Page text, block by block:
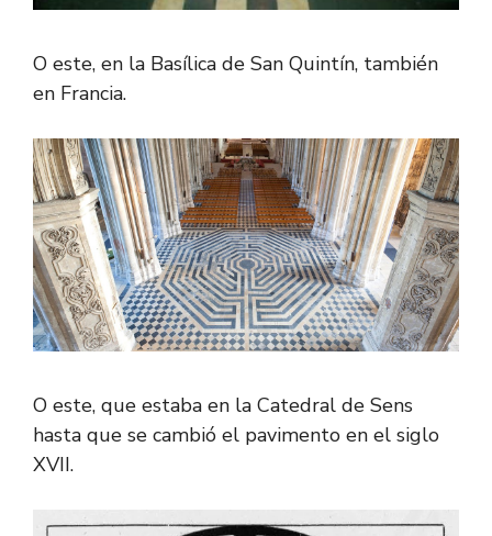
O este, en la Basílica de San Quintín, también
en Francia.
O este, que estaba en la Catedral de Sens
hasta que se cambió el pavimento en el siglo
XVII.